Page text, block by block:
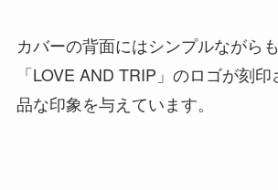
カバーの背面にはシンプルながら
「LOVE AND TRIP」のロゴが刻
品な印象を与えています。